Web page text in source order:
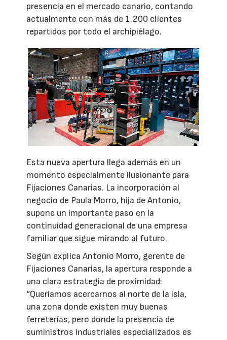
presencia en el mercado canario, contando
actualmente con más de 1.200 clientes
repartidos por todo el archipiélago.
Esta nueva apertura llega además en un
momento especialmente ilusionante para
Fijaciones Canarias. La incorporación al
negocio de Paula Morro, hija de Antonio,
supone un importante paso en la
continuidad generacional de una empresa
familiar que sigue mirando al futuro.
Según explica Antonio Morro, gerente de
Fijaciones Canarias, la apertura responde a
una clara estrategia de proximidad:
“Queríamos acercarnos al norte de la isla,
una zona donde existen muy buenas
ferreterías, pero donde la presencia de
suministros industriales especializados es